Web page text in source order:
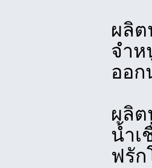
ผลิต
จำห
ออก
ผลิต
น้ำเ
ฟรัก